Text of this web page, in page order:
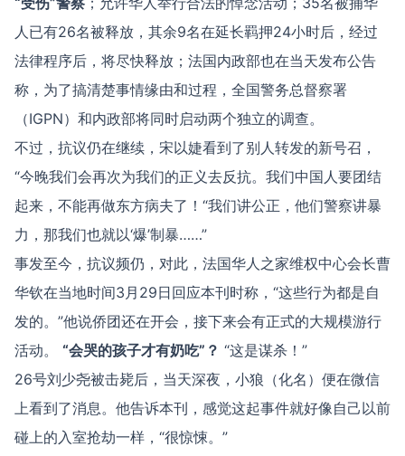
人已有26名被释放，其余9名在延长羁押24小时后，经过
法律程序后，将尽快释放；法国内政部也在当天发布公告
称，为了搞清楚事情缘由和过程，全国警务总督察署
（IGPN）和内政部将同时启动两个独立的调查。
不过，抗议仍在继续，宋以婕看到了别人转发的新号召，
“今晚我们会再次为我们的正义去反抗。我们中国人要团结
起来，不能再做东方病夫了！“我们讲公正，他们警察讲暴
力，那我们也就以‘爆’制暴……”
事发至今，抗议频仍，对此，法国华人之家维权中心会长曹
华钦在当地时间3月29日回应本刊时称，“这些行为都是自
发的。”他说侨团还在开会，接下来会有正式的大规模游行
活动。 “会哭的孩子才有奶吃”？ “这是谋杀！”
26号刘少尧被击毙后，当天深夜，小狼（化名）便在微信
上看到了消息。他告诉本刊，感觉这起事件就好像自己以前
碰上的入室抢劫一样，“很惊悚。”